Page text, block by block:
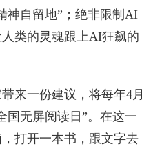
神自留地”；绝非限制AI
类的灵魂跟上AI狂飙的
来一份建议，将每年4月
国无屏阅读日”。在这一
打开一本书，跟文字去